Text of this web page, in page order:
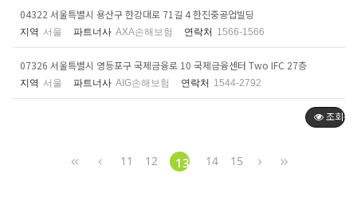
04322 서울특별시 용산구 한강대로 71길 4 한진중공업빌딩
지역 서울 파트너사 AXA손해보험 연락처 1566-1566
07326 서울특별시 영등포구 국제금융로 10 국제금융센터 Two IFC 27층
지역 서울 파트너사 AIG손해보험 연락처 1544-2792
조회순
11 12 13 14 15